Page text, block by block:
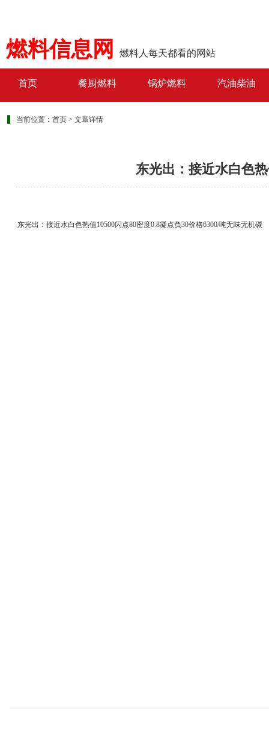
燃料信息网 燃料人每天都看的网站
首页 餐厨燃料 锅炉燃料 汽油柴油
当前位置： 首页 > 文章详情
东光出：接近水白色
东光出：接近水白色热值10500闪点80密度0.8凝点负30价格6300/吨无味无机碳